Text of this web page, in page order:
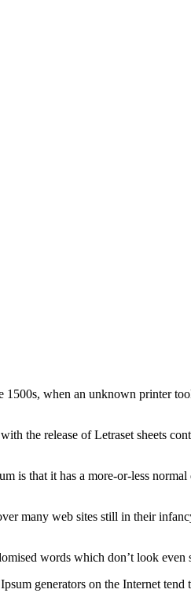
1500s, when an unknown printer
the release of Letraset sheets
is that it has a more-or-less
many web sites still in their
words which don’t look even
generators on the Internet tend